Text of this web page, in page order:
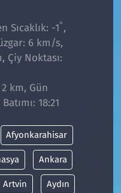
Sıcaklık: -1° ,
6 km/s,
Çiy Noktası:
km, Gün
18:21
Afyonkarahisar
Ankara
Artvin Aydın